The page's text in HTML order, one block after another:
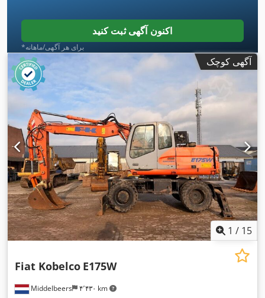
اکنون آگهی ثبت کنید
*برای هر آگهی/ماهانه
آگهی کوچک
1 / 15
Middelbeers ۴٬۴۳۰ km
Fiat Kobelco E175W